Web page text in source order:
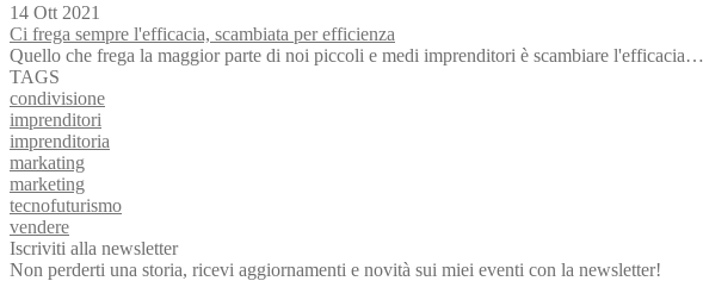
14 Ott 2021
Ci frega sempre l'efficacia, scambiata per efficienza
Quello che frega la maggior parte di noi piccoli e medi imprenditori è scambiare l'efficacia…
TAGS
condivisione
imprenditori
imprenditoria
markating
marketing
tecnofuturismo
vendere
Iscriviti alla newsletter
Non perderti una storia, ricevi aggiornamenti e novità sui miei eventi con la newsletter!